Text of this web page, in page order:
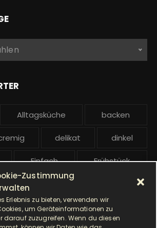
Zustimmung
Erlebnis zu bieten, verwenden wir
um Geräteinformationen zu
zuzugreifen. Wenn du diesen
Alltagsküche backen
delikat dinkel
Einfach Frühstück
Hefe Hefeteig